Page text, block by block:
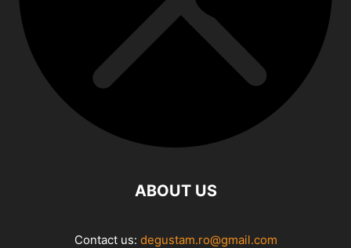
ABOUT US
Contact us: degustam.ro@gmail.com